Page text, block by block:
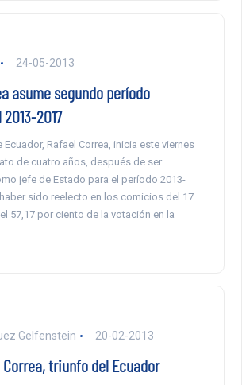
24-05-2013
asume segundo período
2017
Ecuador, Rafael Correa, inicia este viernes
de cuatro años, después de ser
jefe de Estado para el período 2013-
sido reelecto en los comicios del 17
57,17 por ciento de la votación en la
Gelfenstein 20-02-2013
triunfo del Ecuador